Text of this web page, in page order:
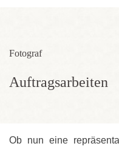
Fotograf
Auftragsarbeiten
Ob nun eine